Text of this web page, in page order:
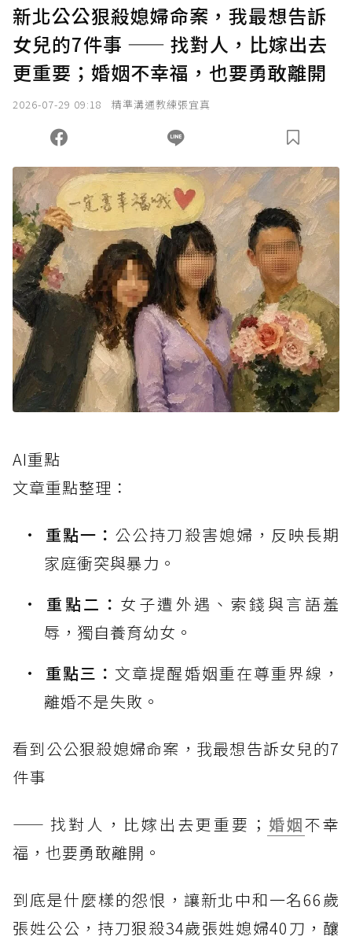
確認送出
您當前剩餘 U 利點數：0點；前往 購買點數
新北公公狠殺媳婦命案，我最想告訴
女兒的7件事 —— 找對人，比嫁出去
更重要；婚姻不幸福，也要勇敢離開
2026-07-29 09:18 精準溝通教練張宜真
AI重點
文章重點整理：
重點一： 公公持刀殺害媳婦，反映長期
家庭衝突與暴力。
重點二： 女子遭外遇、索錢與言語羞
辱，獨自養育幼女。
重點三： 文章提醒婚姻重在尊重界線，
離婚不是失敗。
看到公公狠殺媳婦命案，我最想告訴女兒的7
件事
—— 找對人，比嫁出去更重要； 婚姻不幸
福，也要勇敢離開。
到底是什麼樣的怨恨，讓新北中和一名66歲
張姓公公，持刀狠殺34歲張姓媳婦40刀，釀